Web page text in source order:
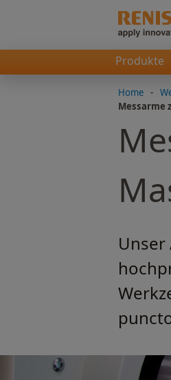
Produkte
Home -
Messarme
Unser